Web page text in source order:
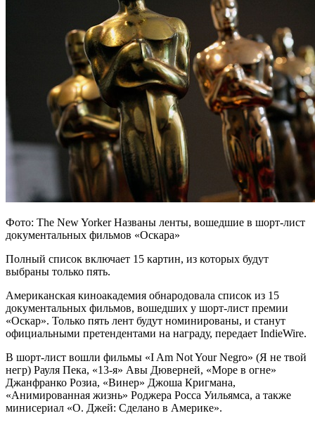
Фото: The New Yorker Названы ленты, вошедшие в шорт-лист
документальных фильмов «Оскара»
Полный список включает 15 картин, из которых будут
выбраны только пять.
Американская киноакадемия обнародовала список из 15
документальных фильмов, вошедших у шорт-лист премии
«Оскар». Только пять лент будут номинированы, и станут
официальными претендентами на награду, передает IndieWire.
В шорт-лист вошли фильмы «I Am Not Your Negro» (Я не твой
негр) Рауля Пека, «13-я» Авы Дюверней, «Море в огне»
Джанфранко Розиа, «Винер» Джоша Кригмана,
«Анимированная жизнь» Роджера Росса Уильямса, а также
минисериал «О. Джей: Сделано в Америке».